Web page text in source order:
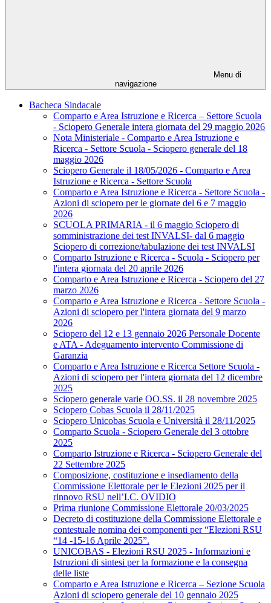
Menu di
navigazione
Bacheca Sindacale
Comparto e Area Istruzione e Ricerca – Settore Scuola
- Sciopero Generale intera giornata del 29 maggio 2026
Nota Ministeriale - Comparto e Area Istruzione e
Ricerca - Settore Scuola - Sciopero generale del 18
maggio 2026
Sciopero Generale il 18/05/2026 - Comparto e Area
Istruzione e Ricerca - Settore Scuola
Comparto e Area Istruzione e Ricerca - Settore Scuola -
Azioni di sciopero per le giornate del 6 e 7 maggio
2026
SCUOLA PRIMARIA - il 6 maggio Sciopero di
somministrazione dei test INVALSI- dal 6 maggio
Sciopero di correzione/tabulazione dei test INVALSI
Comparto Istruzione e Ricerca - Scuola - Sciopero per
l'intera giornata del 20 aprile 2026
Comparto e Area Istruzione e Ricerca - Sciopero del 27
marzo 2026
Comparto e Area Istruzione e Ricerca - Settore Scuola -
Azioni di sciopero per l'intera giornata del 9 marzo
2026
Sciopero del 12 e 13 gennaio 2026 Personale Docente
e ATA - Adeguamento intervento Commissione di
Garanzia
Comparto e Area Istruzione e Ricerca Settore Scuola -
Azioni di sciopero per l'intera giornata del 12 dicembre
2025
Sciopero generale varie OO.SS. il 28 novembre 2025
Sciopero Cobas Scuola il 28/11/2025
Sciopero Unicobas Scuola e Università il 28/11/2025
Comparto Scuola - Sciopero Generale del 3 ottobre
2025
Comparto Istruzione e Ricerca - Sciopero Generale del
22 Settembre 2025
Composizione, costituzione e insediamento della
Commissione Elettorale per le Elezioni 2025 per il
rinnovo RSU nell’I.C. OVIDIO
Prima riunione Commissione Elettorale 20/03/2025
Decreto di costituzione della Commissione Elettorale e
contestuale nomina dei componenti per “Elezioni RSU
“14 -15-16 Aprile 2025”.
UNICOBAS - Elezioni RSU 2025 - Informazioni e
Istruzioni di sintesi per la formazione e la consegna
delle liste
Comparto e Area Istruzione e Ricerca – Sezione Scuola
Azioni di sciopero generale del 10 gennaio 2025